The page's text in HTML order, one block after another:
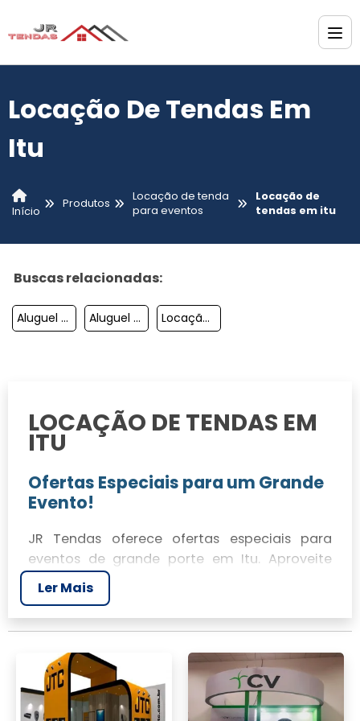
Locação De Tendas Em
Itu
Início
Produtos
Locação de tenda
para eventos
Locação de
tendas em itu
Buscas relacionadas:
Aluguel De Tenda Aluguel Tenda De Cristal Locação De Tenda 10x10
LOCAÇÃO DE TENDAS EM
ITU
Ofertas Especiais para um Grande
Evento!
JR Tendas oferece ofertas especiais para
eventos de grande porte em Itu. Aproveite
preços competitivos e condições exclusivas
para garantir a melhor estrutura para seu
evento.
Qual o Valor Médio para Alugar uma
Tenda por Dia?
O valor médio para alugar uma tenda por dia
Ler Mais